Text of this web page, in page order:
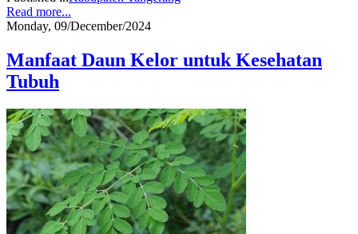
Read more...
Monday, 09/December/2024
Manfaat Daun Kelor untuk Kesehatan
Tubuh